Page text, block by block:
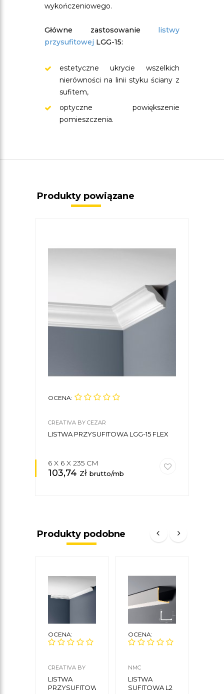
wykończeniowego.
Główne zastosowanie listwy
przysufitowej LGG-15:
estetyczne ukrycie wszelkich
nierówności na linii styku ściany z
sufitem,
optyczne powiększenie
pomieszczenia.
Produkty powiązane
OCENA:
CREATIVA BY CEZAR
LISTWA PRZYSUFITOWA LGG-15 FLEX
6 X 6 X 235 CM
103,74 zł brutto/mb
Produkty podobne
OCENA:
CREATIVA BY
CEZAR
LISTWA
PRZYSUFITOWA
OCENA:
NMC
LISTWA
SUFITOWA L2